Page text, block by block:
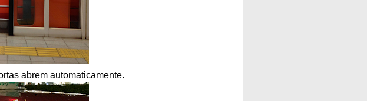
abrem automaticamente.